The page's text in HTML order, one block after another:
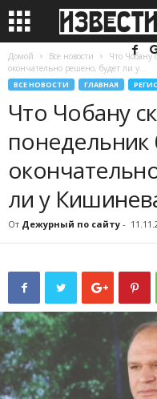
Домой Все новости
Что Чобану
окончательно решено, будет ли у...
ВСЕ НОВОСТИ ГЛАВНАЯ
Что Чобану
понедельник
ли у
От Дежурный по сайту -